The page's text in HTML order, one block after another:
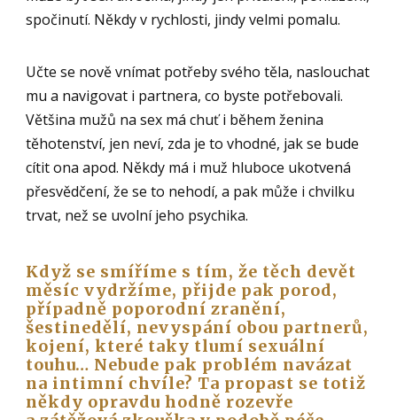
spočinutí. Někdy v rychlosti, jindy velmi pomalu.
Učte se nově vnímat potřeby svého těla, naslouchat
mu a navigovat i partnera, co byste potřebovali.
Většina mužů na sex má chuť i během ženina
těhotenství, jen neví, zda je to vhodné, jak se bude
cítit ona apod. Někdy má i muž hluboce ukotvená
přesvědčení, že se to nehodí, a pak může i chvilku
trvat, než se uvolní jeho psychika.
Když se smíříme s tím, že těch devět
měsíc vydržíme, přijde pak porod,
případně poporodní zranění,
šestinedělí, nevyspání obou partnerů,
kojení, které taky tlumí sexuální
touhu… Nebude pak problém navázat
na intimní chvíle? Ta propast se totiž
někdy opravdu hodně rozevře